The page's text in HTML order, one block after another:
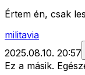
Értem én, csak
militavia
2025.08.10. 20:57
Ez a másik.